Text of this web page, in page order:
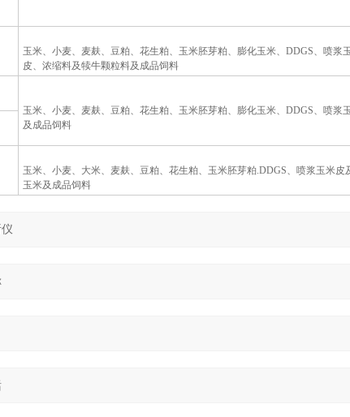
玉米、小麦、麦麸、豆粕、花生粕、玉米胚芽粕、膨化玉米、DDGS、喷浆
皮、浓缩料及犊牛颗粒料及成品饲料
玉米、小麦、麦麸、豆粕、花生粕、玉米胚芽粕、膨化玉米、DDGS、喷浆
及成品饲料
玉米、小麦、大米、麦麸、豆粕、花生粕、玉米胚芽粕.DDGS、喷浆玉米皮
玉米及成品饲料